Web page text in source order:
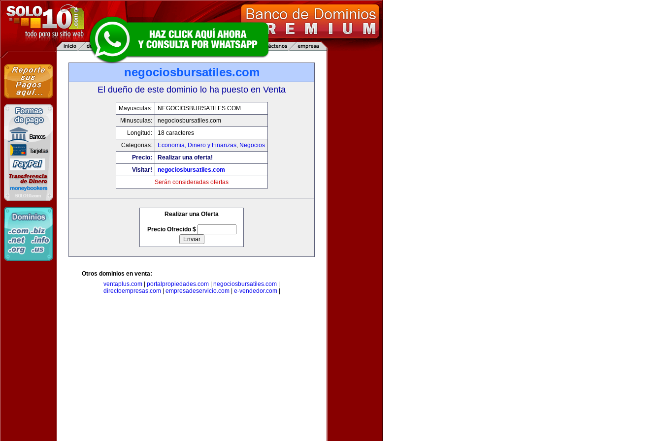
negociosbursatiles.com
El dueño de este dominio lo ha puesto en Venta
Mayusculas:
NEGOCIOSBURSATILES.COM
Minusculas:
negociosbursatiles.com
Longitud:
18 caracteres
Categorias:
Economia, Dinero y Finanzas, Negocios
Precio:
Realizar una oferta!
Visitar!
negociosbursatiles.com
Serán consideradas ofertas
Realizar una Oferta
Precio Ofrecido $
Otros dominios en venta:
ventaplus.com
portalpropiedades.com negociosbursatiles.com
directoempresas.com| empresadeservicio.com| e-vendedor.com|